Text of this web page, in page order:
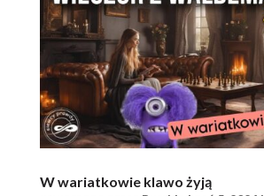
W wariatkowie klawo żyją